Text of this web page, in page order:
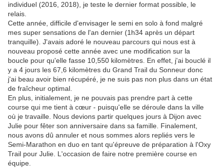
individuel (2016, 2018), je teste le dernier format possible, le
relais.
Cette année, difficile d'envisager le semi en solo à fond malgré
mes super sensations de l'an dernier (1h34 après un départ
tranquille). J'avais adoré le nouveau parcours qui nous est à
nouveau proposé cette année avec une modification sur la
boucle pour qu'elle fasse 10,550 kilomètres. En effet, j'ai bouclé il
y a 4 jours les 67,6 kilomètres du Grand Trail du Sonneur donc
j'ai beau avoir bien récupéré, je ne suis pas non plus dans un état
de fraîcheur optimal.
En plus, initialement, je ne pouvais pas prendre part à cette
course qui me tient à cœur - puisqu'elle se déroule dans la ville
où je travaille. Nous devions partir quelques jours à Dijon avec
Julie pour fêter son anniversaire dans sa famille. Finalement,
nous avons dû annuler et nous sommes alors repliés vers le
Semi-Marathon en duo en tant qu'épreuve de préparation à l'Oxy
Trail pour Julie. L'occasion de faire notre première course en
équipe.